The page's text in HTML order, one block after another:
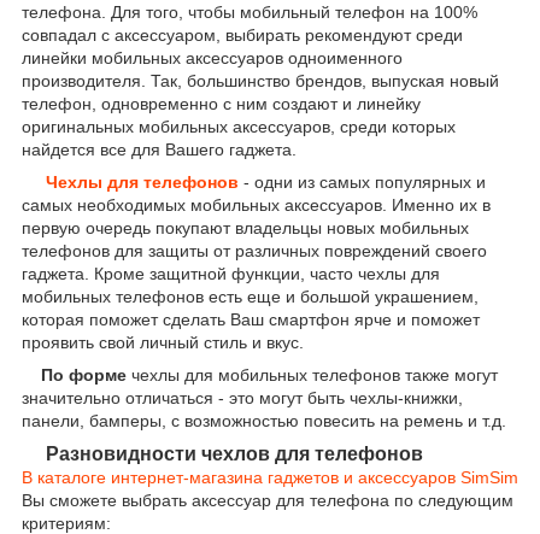
телефона. Для того, чтобы мобильный телефон на 100%
совпадал с аксессуаром, выбирать рекомендуют среди
линейки мобильных аксессуаров одноименного
производителя. Так, большинство брендов, выпуская новый
телефон, одновременно с ним создают и линейку
оригинальных мобильных аксессуаров, среди которых
найдется все для Вашего гаджета.
Чехлы для телефонов - одни из самых популярных и
самых необходимых мобильных аксессуаров. Именно их в
первую очередь покупают владельцы новых мобильных
телефонов для защиты от различных повреждений своего
гаджета. Кроме защитной функции, часто чехлы для
мобильных телефонов есть еще и большой украшением,
которая поможет сделать Ваш смартфон ярче и поможет
проявить свой личный стиль и вкус.
По форме чехлы для мобильных телефонов также могут
значительно отличаться - это могут быть чехлы-книжки,
панели, бамперы, с возможностью повесить на ремень и т.д.
Разновидности чехлов для телефонов
В каталоге интернет-магазина гаджетов и аксессуаров SimSim
Вы сможете выбрать аксессуар для телефона по следующим
критериям: